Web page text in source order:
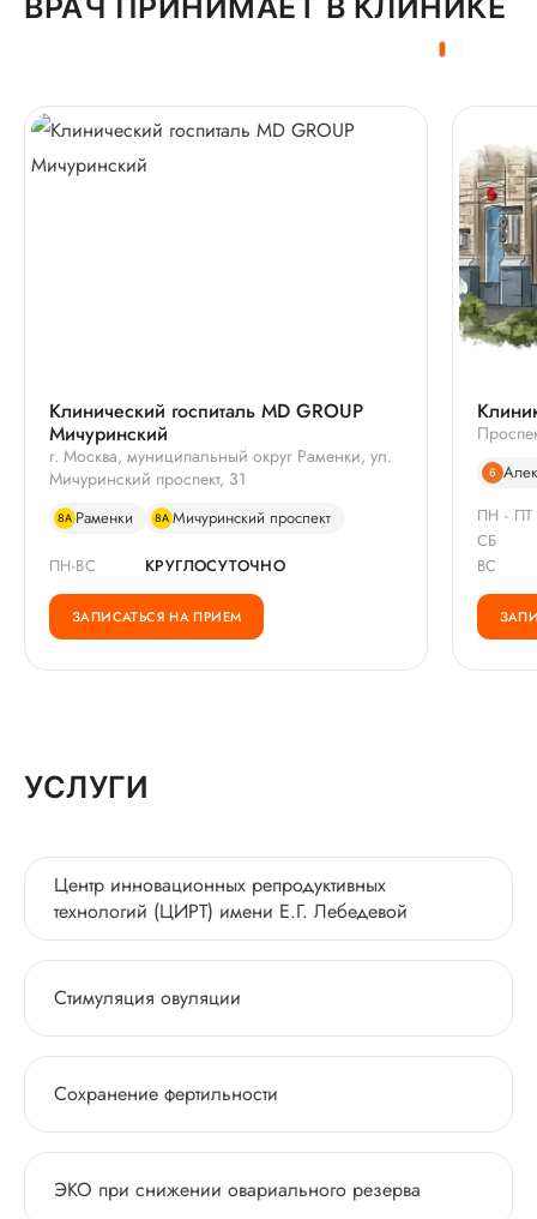
ВРАЧ ПРИНИМАЕТ В КЛИНИКЕ
Клинический госпиталь MD GROUP
Мичуринский
г. Москва, муниципальный округ Раменки, ул.
Мичуринский проспект, 31
8А Раменки 8А Мичуринский проспект
ПН-ВС КРУГЛОСУТОЧНО
ЗАПИСАТЬСЯ НА ПРИЕМ
6
ПН - ПТ
СБ
ВС
УСЛУГИ
Центр инновационных репродуктивных
технологий (ЦИРТ) имени Е.Г. Лебедевой
Стимуляция овуляции
Сохранение фертильности
ЭКО при снижении овариального резерва